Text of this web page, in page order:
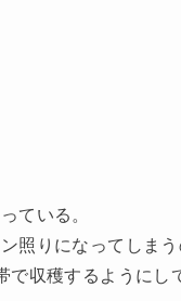
ている。
照りになってしま
収穫するようにし